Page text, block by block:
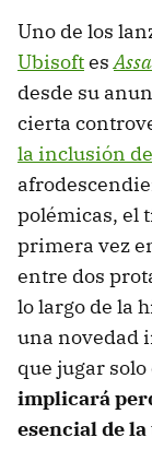
Uno de los
Ubisoftes
desde su
cierta
la inclusión
polémicas, el
primera vez
entre dos
lo largo de la
una novedad
que jugar
implicará
esencial de